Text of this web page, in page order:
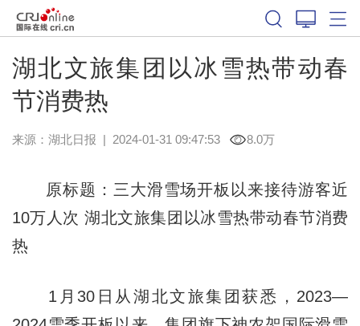
湖北文旅集团以冰雪热带动春
节消费热
来源： 湖北日报 | 2024-01-31 09:47:53 8.0万
原标题：三大滑雪场开板以来接待游客近
10万人次 湖北文旅集团以冰雪热带动春节消费
热
1月30日从湖北文旅集团获悉，2023—